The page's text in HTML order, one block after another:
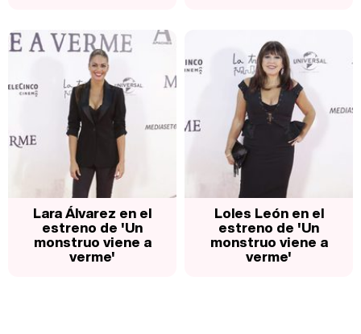
Lara Álvarez en el
estreno de 'Un
monstruo viene a
verme'
Loles León en el
estreno de 'Un
monstruo viene a
verme'